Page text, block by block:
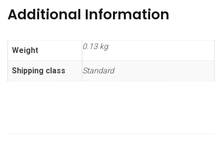
Additional Information
Weight 0.13 kg
Shipping class Standard